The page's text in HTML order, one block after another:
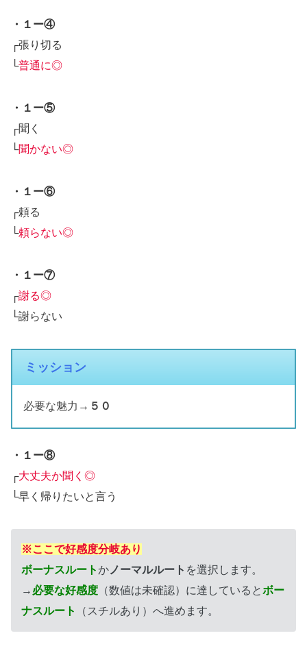
・１ー④
┌張り切る
└普通に◎
・１ー⑤
┌聞く
└聞かない◎
・１ー⑥
┌頼る
└頼らない◎
・１ー⑦
┌謝る◎
└謝らない
ミッション
必要な魅力→ ５０
・１ー⑧
┌大丈夫か聞く◎
└早く帰りたいと言う
※ここで好感度分岐あり
ボーナスルートか ノーマルルート を選択します。
→ 必要な好感度 （数値は未確認）に達しているとボー
ナスルート
（スチルあり）へ進めます。